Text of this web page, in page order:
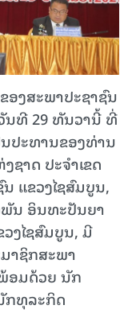
ອງສະພາປະຊາຊົນ
ນທີ 29 ທັນວານີ້ ທີ່
ນປະທານຂອງທ່ານ
າດ ປະຈໍາເຂດ
ແຂວງໄຊສົມບູນ,
ພັນ ອິນທະປັນຍາ
ງໄຊສົມບູນ, ມີ
າຊິກສະພາ
ອມດ້ວຍ ນັກ
ກທຸລະກິດ